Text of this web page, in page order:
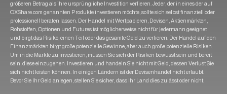
größeren Betrag als ihre ursprüngliche Investition verlieren. Jeder, der in eines der auf
OXShare.com genannten Produkte investieren möchte, sollte sich selbst finanziell oder
professionell beraten lassen. Der Handel mit Wertpapieren, Devisen, Aktienmärkten,
Rohstoffen, Optionen und Futures ist möglicherweise nicht für jedermann geeignet
und birgt das Risiko, einen Teil oder das gesamte Geld zu verlieren. Der Handel auf den
Finanzmärkten birgt große potenzielle Gewinne, aber auch große potenzielle Risiken.
Um in die Märkte zu investieren, müssen Sie sich der Risiken bewusst sein und bereit
sein, diese einzugehen. Investieren und handeln Sie nicht mit Geld, dessen Verlust Sie
sich nicht leisten können. In einigen Ländern ist der Devisenhandel nicht erlaubt.
Bevor Sie Ihr Geld anlegen, stellen Sie sicher, dass Ihr Land dies zulässt oder nicht.